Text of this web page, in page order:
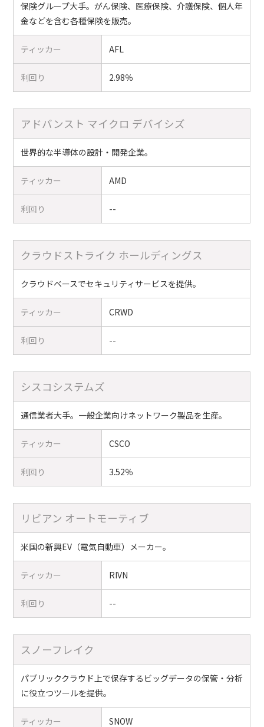
保険グループ大手。がん保険、医療保険、介護保険、個人年
金などを含む各種保険を販売。
ティッカー AFL
利回り 2.98％
アドバンスト マイクロ デバイシズ
世界的な半導体の設計・開発企業。
ティッカー AMD
利回り --
クラウドストライク ホールディングス
クラウドベースでセキュリティサービスを提供。
ティッカー CRWD
利回り --
シスコシステムズ
通信業者大手。一般企業向けネットワーク製品を生産。
ティッカー CSCO
利回り 3.52％
リビアン オートモーティブ
米国の新興EV（電気自動車）メーカー。
ティッカー RIVN
利回り --
スノーフレイク
パブリッククラウド上で保存するビッグデータの保管・分析
に役立つツールを提供。
ティッカー SNOW